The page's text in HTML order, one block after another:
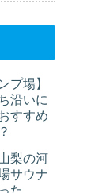
プ場】
沿いに
すすめ
梨の河
サウナ
た